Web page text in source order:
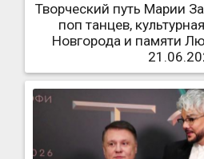
Творческий путь Марии
поп танцев,
Новгорода и памяти